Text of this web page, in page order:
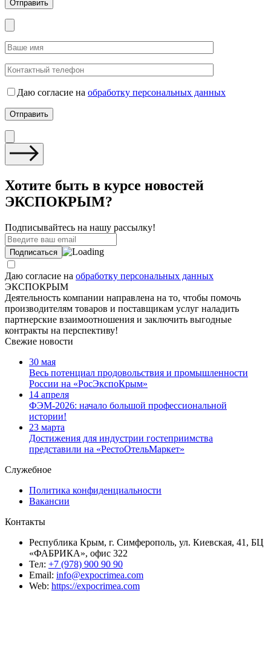
Даю согласие на обработку персональных данных
Хотите быть в курсе новостей
ЭКСПОКРЫМ?
Подписывайтесь на нашу рассылку!
Даю согласие на обработку персональных данных
ЭКСПОКРЫМ
Деятельность компании направлена на то, чтобы помочь
производителям товаров и поставщикам услуг наладить
партнерские взаимоотношения и заключить выгодные
контракты на перспективу!
Свежие новости
30 мая
Весь потенциал продовольствия и промышленности
России на «РосЭкспоКрым»
14 апреля
ФЭМ-2026: начало большой профессиональной
истории!
23 марта
Достижения для индустрии гостеприимства
представили на «РестоОтельМаркет»
Служебное
Политика конфиденциальности
Вакансии
Контакты
Республика Крым, г. Симферополь, ул. Киевская, 41, БЦ
«ФАБРИКА», офис 322
Тел: +7 (978) 900 90 90
Email: info@expocrimea.com
Web: https://expocrimea.com